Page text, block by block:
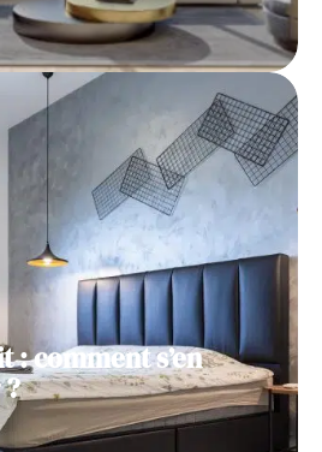
: comment s’en